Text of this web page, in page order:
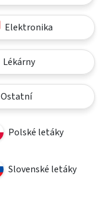
Elektronika
Lékárny
Ostatní
Polské letáky
Slovenské letáky